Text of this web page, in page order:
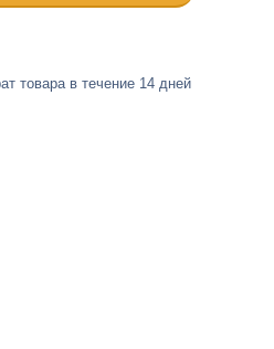
товара в течение 14 дней